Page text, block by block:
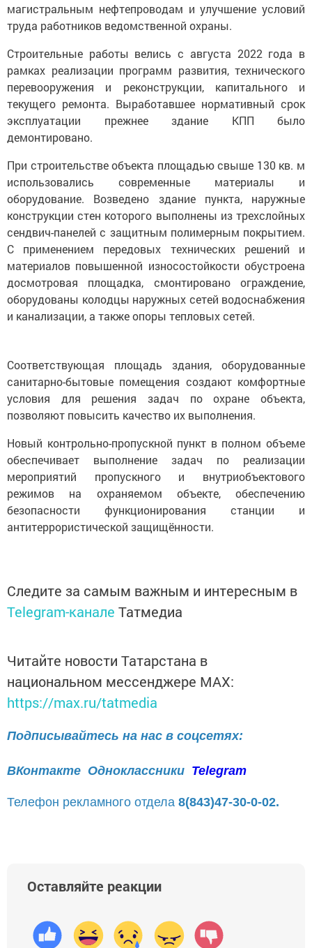
магистральным нефтепроводам и улучшение условий
труда работников ведомственной охраны.
Строительные работы велись с августа 2022 года в
рамках реализации программ развития, технического
перевооружения и реконструкции, капитального и
текущего ремонта. Выработавшее нормативный срок
эксплуатации прежнее здание КПП было
демонтировано.
При строительстве объекта площадью свыше 130 кв. м
использовались современные материалы и
оборудование. Возведено здание пункта, наружные
конструкции стен которого выполнены из трехслойных
сендвич-панелей с защитным полимерным покрытием.
С применением передовых технических решений и
материалов повышенной износостойкости обустроена
досмотровая площадка, смонтировано ограждение,
оборудованы колодцы наружных сетей водоснабжения
и канализации, а также опоры тепловых сетей.
Соответствующая площадь здания, оборудованные
санитарно-бытовые помещения создают комфортные
условия для решения задач по охране объекта,
позволяют повысить качество их выполнения.
Новый контрольно-пропускной пункт в полном объеме
обеспечивает выполнение задач по реализации
мероприятий пропускного и внутриобъектового
режимов на охраняемом объекте, обеспечению
безопасности функционирования станции и
антитеррористической защищённости.
Следите за самым важным и интересным в
Telegram-канале Татмедиа
Читайте новости Татарстана в
национальном мессенджере MАХ:
https://max.ru/tatmedia
Подписывайтесь на нас в соцсетях:
ВКонтакте Одноклассники Telegram
Телефон рекламного отдела 8(843)47-30-0-02.
Оставляйте реакции